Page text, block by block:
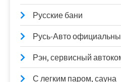
Русские бани
Русь-Авто
Рэн, сервисный
С легким паром, сауна